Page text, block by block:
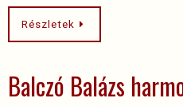
Részletek
Balczó Balázs